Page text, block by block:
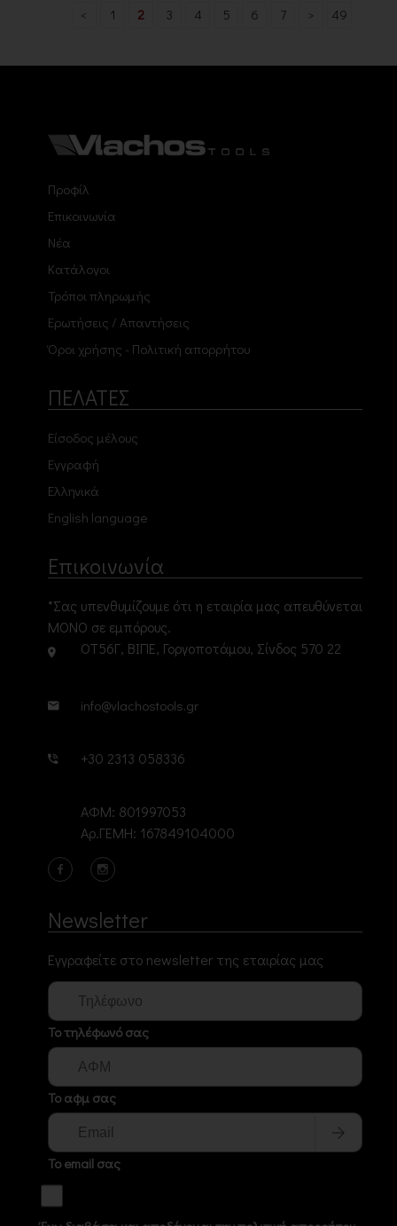
< 1 2 3 4 5 6 7 > 49
Προφίλ
Επικοινωνία
Νέα
Κατάλογοι
Τρόποι πληρωμής
Ερωτήσεις / Απαντήσεις
Όροι χρήσης - Πολιτική απορρήτου
ΠΕΛΑΤΕΣ
Είσοδος μέλους
Εγγραφή
Ελληνικά
English language
Επικοινωνία
*Σας υπενθυμίζουμε ότι η εταιρία μας απευθύνεται
ΜΟΝΟ σε εμπόρους.
ΟΤ56Γ, ΒΙΠΕ, Γοργοποτάμου, Σίνδος 570 22
info@vlachostools.gr
+30 2313 058336
ΑΦΜ: 801997053
Αρ.ΓΕΜΗ: 167849104000
Newsletter
Εγγραφείτε στο newsletter της εταιρίας μας
Το τηλέφωνό σας
Το αφμ σας
Το email σας